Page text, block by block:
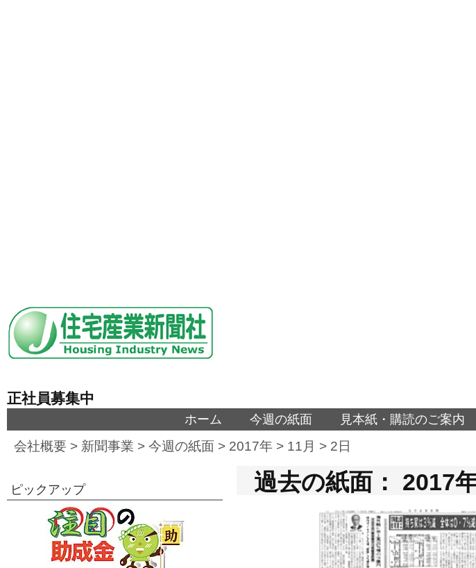
正社員募集中
ホーム 今週の紙面 見本紙・購読のご案内
会社概要 > 新聞事業 > 今週の紙面 > 2017年 > 11月 > 2日
過去の紙面： 2017
ピックアップ